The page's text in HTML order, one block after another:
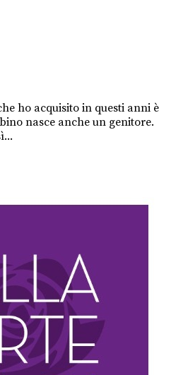
ho acquisito in questi anni è
nasce anche un genitore.